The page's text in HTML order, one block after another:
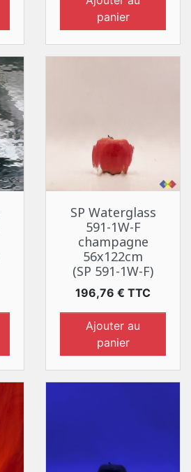
panier
SP Waterglass
591-1W-F
champagne
56x122cm
(SP 591-1W-F)
Prix
196,76 € TTC
Ajouter au
panier